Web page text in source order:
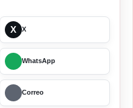
X X
WhatsApp
Correo